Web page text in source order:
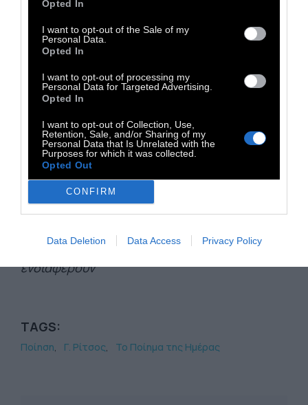
Opted In
I want to opt-out of the Sale of my
Personal Data.
Opted In
I want to opt-out of processing my
Personal Data for Targeted Advertising.
Opted In
I want to opt-out of Collection, Use,
Retention, Sale, and/or Sharing of my
Personal Data that Is Unrelated with the
Purposes for which it was collected.
Opted Out
CONFIRM
Data Deletion Data Access Privacy Policy
Βραβείο Ποίησης (Βέλγιο, 1972) και το Πρώτο
Κρατικό Βραβείο Ποίησης για το έργο του, Η
Σονάτα του Σεληνόφωτος (1956).
Διαβάστε επίσης:
ΣΑΝ ΣΗΜΕΡΑ: 10 ποιήματα του Γιάννη
Ρίτσου
Ρίτσος: Να με θυμόσαστε
Ρίτσος: «Ίσως να ’ναι κι έτσι»
Facebookγια να βλέπετε τα άρθρα που σας
ενδιαφέρουν
TAGS:
Ποίηση Γ. Ρίτσος Το Ποίημα της Ημέρας